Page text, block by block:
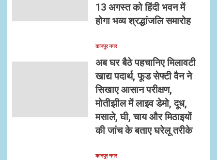
13 अगस्त को हिंदी भवन में
होगा भव्य श्रद्धांजलि समारोह
कानपुर नगर
अब घर बैठे पहचानिए मिलावटी
खाद्य पदार्थ, फूड सेफ्टी वैन ने
सिखाए आसान परीक्षण,
मोतीझील में लाइव डेमो, दूध,
मसाले, घी, चाय और मिठाइयों
की जांच के बताए घरेलू तरीके
कानपुर नगर